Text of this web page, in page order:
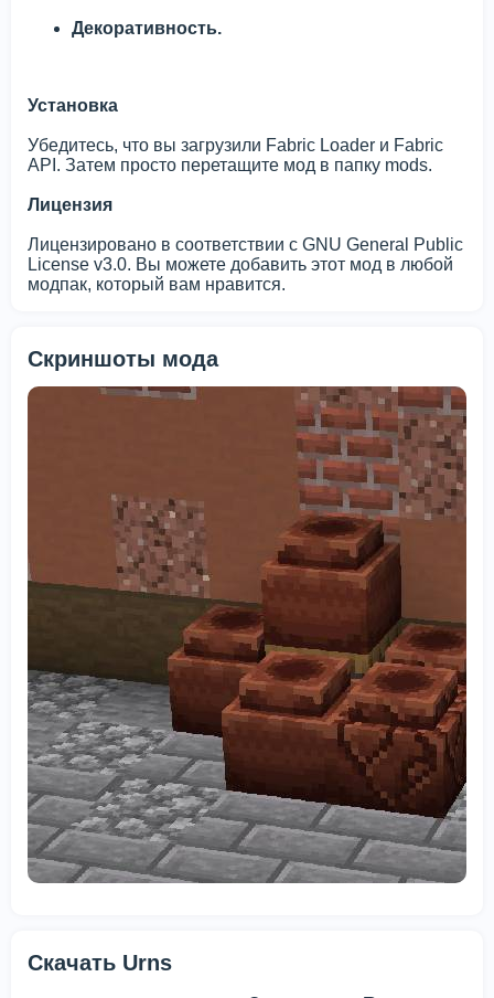
Декоративность.
Установка
Убедитесь, что вы загрузили Fabric Loader и Fabric
API. Затем просто перетащите мод в папку mods.
Лицензия
Лицензировано в соответствии с GNU General Public
License v3.0. Вы можете добавить этот мод в любой
модпак, который вам нравится.
Скриншоты мода
Скачать Urns